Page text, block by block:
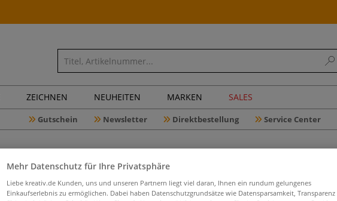
ZEICHNEN NEUHEITEN MARKEN SALES
Gutschein Newsletter Direktbestellung Service Center
Mehr Datenschutz für Ihre Privatsphäre
Liebe kreativ.de Kunden, uns und unseren Partnern liegt viel daran, Ihnen ein rundum gelungenes
Einkaufserlebnis zu ermöglichen. Dabei haben Datenschutzgrundsätze wie Datensparsamkeit,